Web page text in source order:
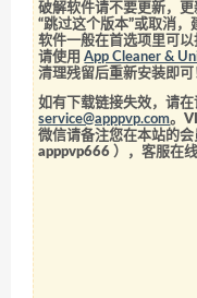
破解软件请不要更新，
“跳过这个版本”或取消
软件一般在首选项里可
请使用App Cleaner &
清理残留后重新安装即可
如有下载链接失效，请
service@apppvp.com。
微信请备注您在本站的
apppvp666 ），客服在